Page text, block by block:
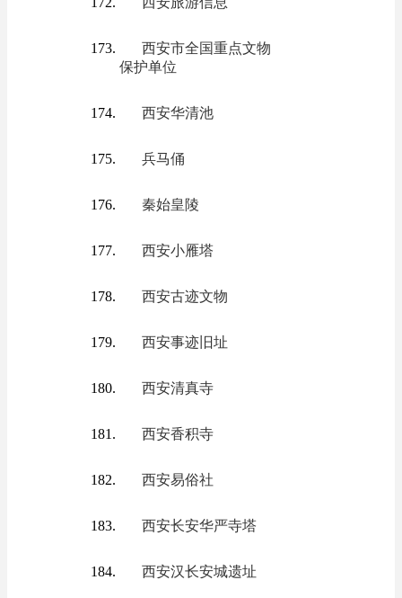
西安市全国重点文物
保护单位
西安华清池
兵马俑
秦始皇陵
西安小雁塔
西安古迹文物
西安事迹旧址
西安清真寺
西安香积寺
西安易俗社
西安长安华严寺塔
西安汉长安城遗址